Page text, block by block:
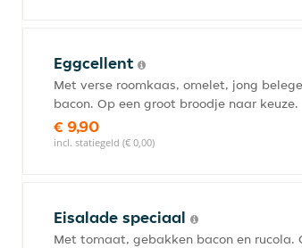
Eggcellent
Met verse roomkaas, omelet, jong
bacon. Op een groot broodje naar keuze.
€ 9,90
incl. statiegeld (€ 0,00)
Eisalade speciaal
Met tomaat, gebakken bacon en rucola.